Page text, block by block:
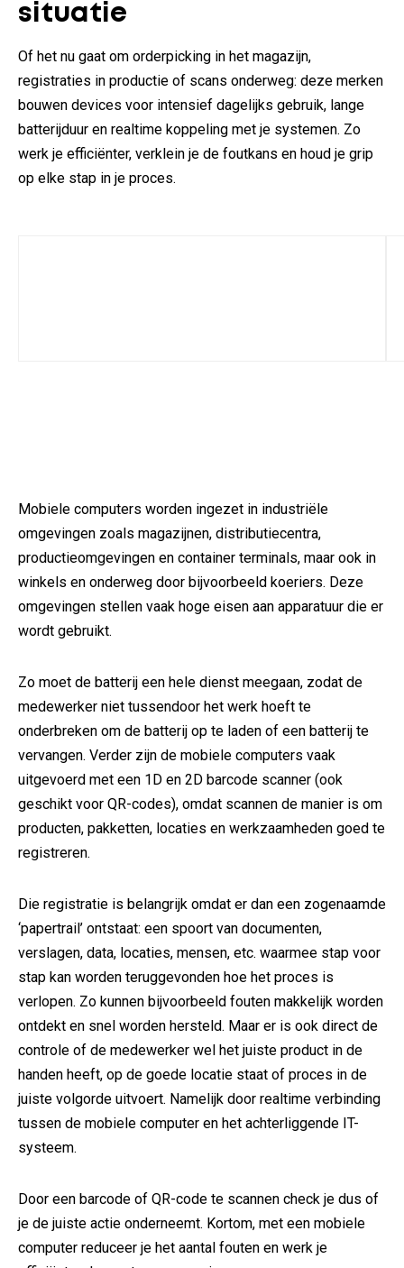
situatie
Of het nu gaat om orderpicking in het magazijn,
registraties in productie of scans onderweg: deze merken
bouwen devices voor intensief dagelijks gebruik, lange
batterijduur en realtime koppeling met je systemen. Zo
werk je efficiënter, verklein je de foutkans en houd je grip
op elke stap in je proces.
Mobiele computers worden ingezet in industriële
omgevingen zoals magazijnen, distributiecentra,
productieomgevingen en container terminals, maar ook in
winkels en onderweg door bijvoorbeeld koeriers. Deze
omgevingen stellen vaak hoge eisen aan apparatuur die er
wordt gebruikt.
Zo moet de batterij een hele dienst meegaan, zodat de
medewerker niet tussendoor het werk hoeft te
onderbreken om de batterij op te laden of een batterij te
vervangen. Verder zijn de mobiele computers vaak
uitgevoerd met een 1D en 2D barcode scanner (ook
geschikt voor QR-codes), omdat scannen de manier is om
producten, pakketten, locaties en werkzaamheden goed te
registreren.
Die registratie is belangrijk omdat er dan een zogenaamde
‘papertrail’ ontstaat: een spoort van documenten,
verslagen, data, locaties, mensen, etc. waarmee stap voor
stap kan worden teruggevonden hoe het proces is
verlopen. Zo kunnen bijvoorbeeld fouten makkelijk worden
ontdekt en snel worden hersteld. Maar er is ook direct de
controle of de medewerker wel het juiste product in de
handen heeft, op de goede locatie staat of proces in de
juiste volgorde uitvoert. Namelijk door realtime verbinding
tussen de mobiele computer en het achterliggende IT-
systeem.
Door een barcode of QR-code te scannen check je dus of
je de juiste actie onderneemt. Kortom, met een mobiele
computer reduceer je het aantal fouten en werk je